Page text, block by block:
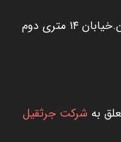
سه راه آدران.خیابان میهن.خیابان ۱۴ متری دوم
به شرکت جرثقیل